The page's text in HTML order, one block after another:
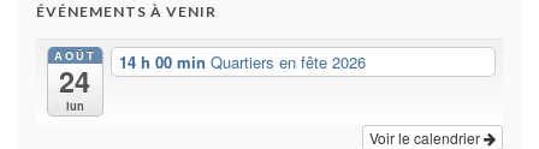
ÉVÉNEMENTS À VENIR
AOÛT
24
lun
14 h 00 min Quartiers en fête 2026
Voir le calendrier